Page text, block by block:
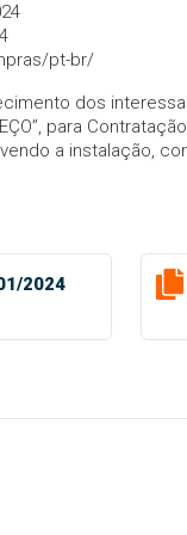
pt-br/
dos
para
a instalação,
2024